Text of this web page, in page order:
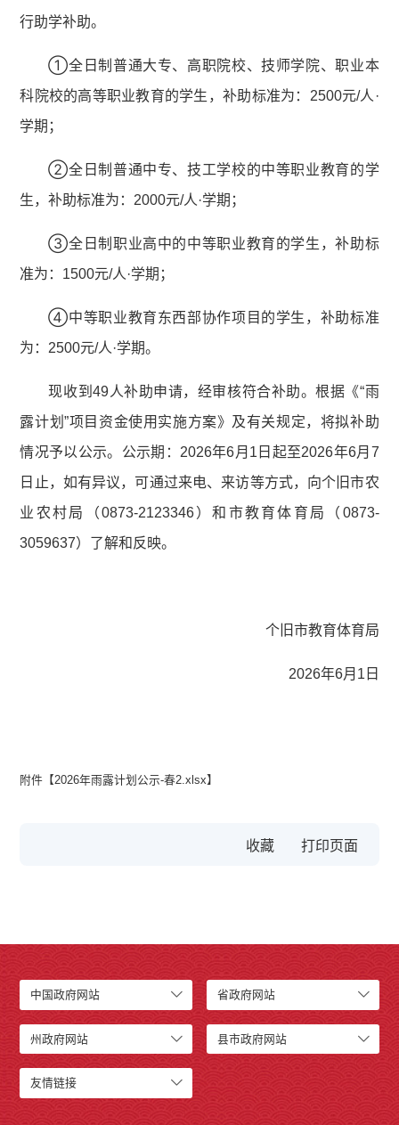
行助学补助。
①全日制普通大专、高职院校、技师学院、职业本
科院校的高等职业教育的学生，补助标准为：2500元/人·
学期；
②全日制普通中专、技工学校的中等职业教育的学
生，补助标准为：2000元/人·学期；
③全日制职业高中的中等职业教育的学生，补助标
准为：1500元/人·学期；
④中等职业教育东西部协作项目的学生，补助标准
为：2500元/人·学期。
现收到49人补助申请，经审核符合补助。根据《“雨
露计划”项目资金使用实施方案》及有关规定，将拟补助
情况予以公示。公示期：2026年6月1日起至2026年6月7
日止，如有异议，可通过来电、来访等方式，向个旧市农
业农村局（0873-2123346）和市教育体育局（0873-
3059637）了解和反映。
个旧市教育体育局
2026年6月1日
附件【2026年雨露计划公示-春2.xlsx】
收藏
中国政府网站 省政府网站
州政府网站 县市政府网站
友情链接